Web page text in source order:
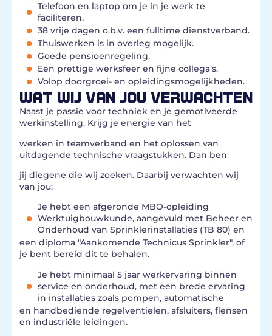
Telefoon en laptop om je in je werk te
faciliteren.
38 vrije dagen o.b.v. een fulltime dienstverband.
Thuiswerken is in overleg mogelijk.
Goede pensioenregeling.
Een prettige werksfeer en fijne collega’s.
Volop doorgroei- en opleidingsmogelijkheden.
WAT WIJ VAN JOU VERWACHTEN
Naast je passie voor techniek en je gemotiveerde
werkinstelling. Krijg je energie van het
werken in teamverband en het oplossen van
uitdagende technische vraagstukken. Dan ben
jij diegene die wij zoeken. Daarbij verwachten wij
van jou:
Je hebt een afgeronde MBO-opleiding
Werktuigbouwkunde, aangevuld met Beheer en
Onderhoud van Sprinklerinstallaties (TB 80) en
een diploma "Aankomende Technicus Sprinkler", of
je bent bereid dit te behalen.
Je hebt minimaal 5 jaar werkervaring binnen
service en onderhoud, met een brede ervaring
in installaties zoals pompen, automatische
en handbediende regelventielen, afsluiters, flensen
en industriële leidingen.